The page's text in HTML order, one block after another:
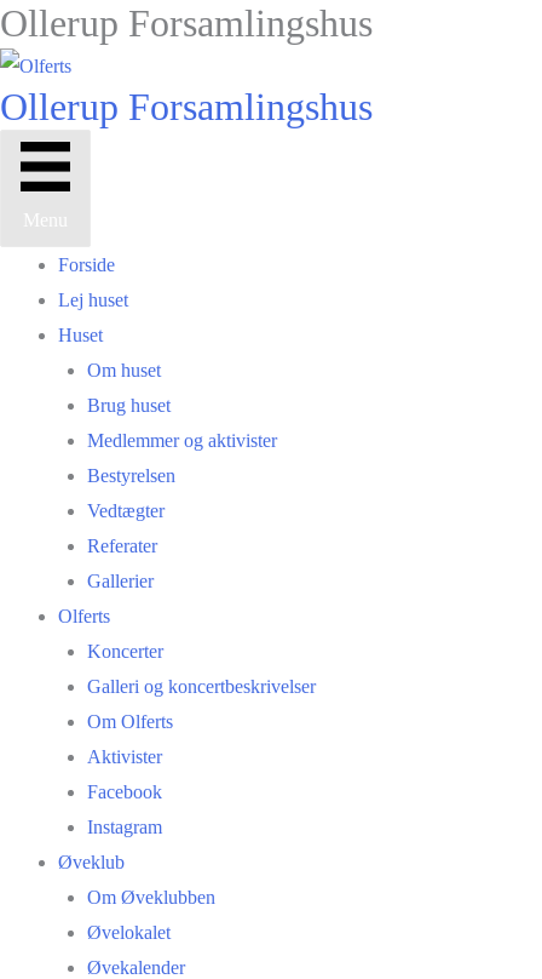
Gå
til
Ollerup Forsamlingshus
Ollerup Forsamlingshus
Menu
Forside
Lej huset
Huset
Om huset
Brug huset
Medlemmer og aktivister
Bestyrelsen
Vedtægter
Referater
Gallerier
Olferts
Koncerter
Galleri og koncertbeskrivelser
Om Olferts
Aktivister
Facebook
Instagram
Øveklub
Om Øveklubben
Øvelokalet
Øvekalender